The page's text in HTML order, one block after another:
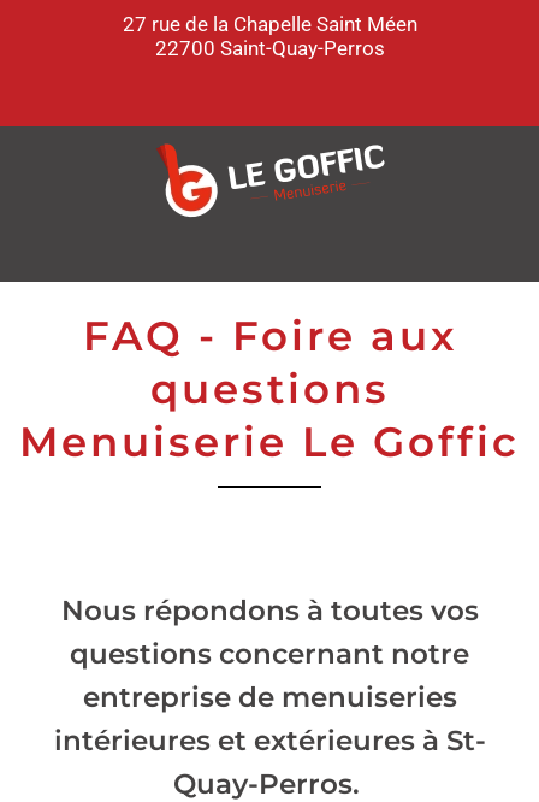
27 rue de la Chapelle Saint Méen
22700 Saint-Quay-Perros
FAQ - Foire aux
questions
Menuiserie Le Goffic
Nous répondons à toutes vos
questions concernant notre
entreprise de menuiseries
intérieures et extérieures à St-
Quay-Perros.